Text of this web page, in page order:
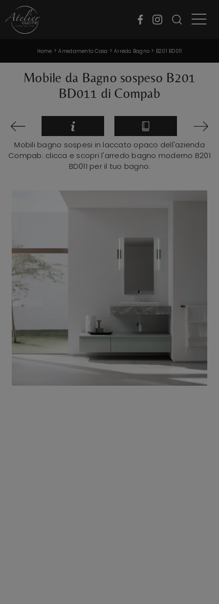
Home >Arredamento Casa >Arredo Bagno > B201 BD011
Mobile da Bagno sospeso B201
BD011 di Compab
Mobili bagno sospesi in laccato opaco dell'azienda
Compab: clicca e scopri l'arredo bagno moderno B201
BD011 per il tuo bagno.